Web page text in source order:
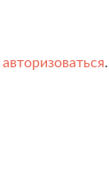
авторизоваться.